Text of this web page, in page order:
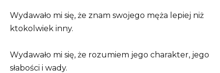
Wydawało mi się, że znam swojego męża lepiej niż
ktokolwiek inny.
Wydawało mi się, że rozumiem jego charakter, jego
słabości i wady.